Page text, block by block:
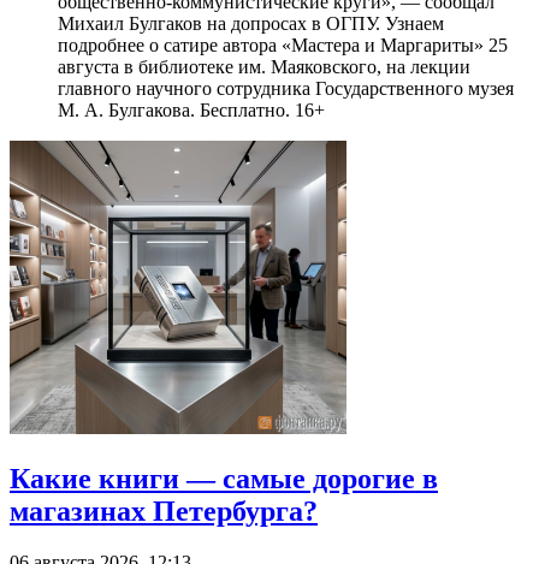
Михаил Булгаков на допросах в ОГПУ. Узнаем
подробнее о сатире автора «Мастера и Маргариты» 25
августа в библиотеке им. Маяковского, на лекции
главного научного сотрудника Государственного музея
М. А. Булгакова. Бесплатно. 16+
Какие книги — самые дорогие в
магазинах Петербурга?